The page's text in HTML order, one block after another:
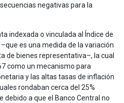
negativas para la
indexada o vinculada al Índice de
es una medida de la variación
de bienes representativa–, la cual
como un mecanismo para
y las altas tasas de inflación
rondaban cerca del 25%
a que el Banco Central no